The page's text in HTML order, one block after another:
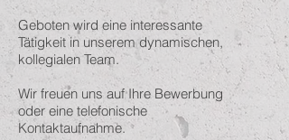
Geboten wird eine interessante
Tätigkeit in unserem dynamischen,
kollegialen Team.
Wir freuen uns auf Ihre Bewerbung
oder eine telefonische
Kontaktaufnahme.